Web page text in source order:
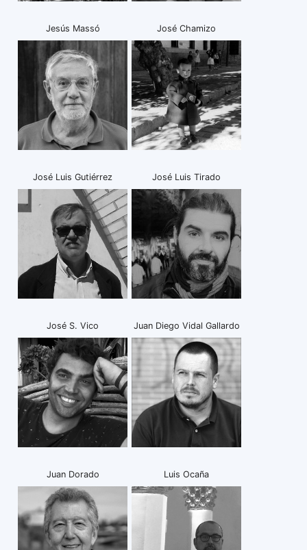
Jesús Massó José Chamizo
José Luis Gutiérrez José Luis Tirado
José S. Vico Juan Diego Vidal Gallardo
Juan Dorado Luis Ocaña